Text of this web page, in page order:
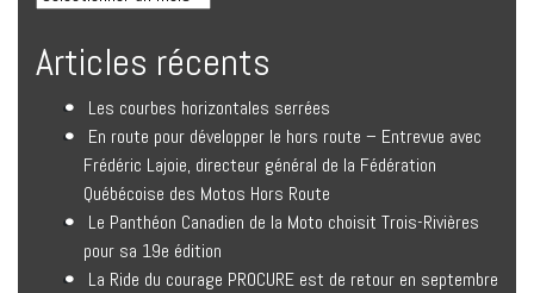
Articles récents
Les courbes horizontales serrées
En route pour développer le hors route – Entrevue avec
Frédéric Lajoie, directeur général de la Fédération
Québécoise des Motos Hors Route
Le Panthéon Canadien de la Moto choisit Trois-Rivières
pour sa 19e édition
La Ride du courage PROCURE est de retour en septembre